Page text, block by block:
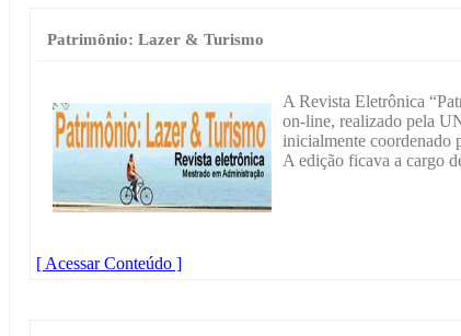
Patrimônio: Lazer & Turismo
A Revista Eletrônica
on-line, realizado pela
inicialmente coordenado
A edição ficava a cargo
[ Acessar Conteúdo ]